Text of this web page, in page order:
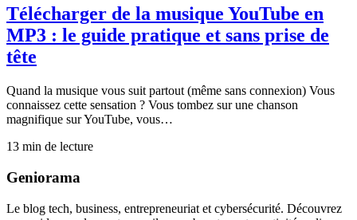
Télécharger de la musique YouTube en
MP3 : le guide pratique et sans prise de
tête
Quand la musique vous suit partout (même sans connexion) Vous
connaissez cette sensation ? Vous tombez sur une chanson
magnifique sur YouTube, vous…
13 min de lecture
Geniorama
Le blog tech, business, entrepreneuriat et cybersécurité. Découvrez